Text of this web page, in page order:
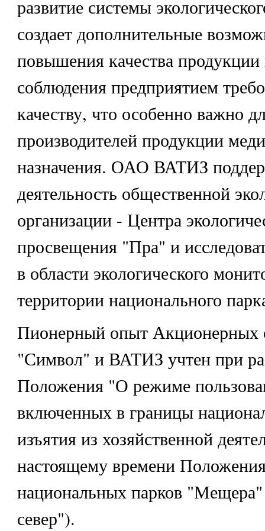
развитие системы
создает дополнительные
повышения качества продукции
соблюдения предприятием
качеству, что особенно важно
производителей продукции
назначения. ОАО ВАТИЗ
деятельность общественной
организации - Центра
просвещения "Пра" и
в области экологического
территории национального
Пионерный опыт Акционерных
"Символ" и ВАТИЗ учтен при
Положения "О режиме
включенных в границы
изъятия из хозяйственной
настоящему времени
национальных парков
север").